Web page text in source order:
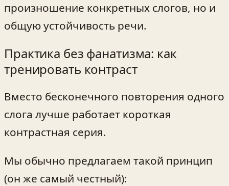
произношение конкретных слогов, но и
общую устойчивость речи.
Практика без фанатизма: как
тренировать контраст
Вместо бесконечного повторения одного
слога лучше работает короткая
контрастная серия.
Мы обычно предлагаем такой принцип
(он же самый честный):